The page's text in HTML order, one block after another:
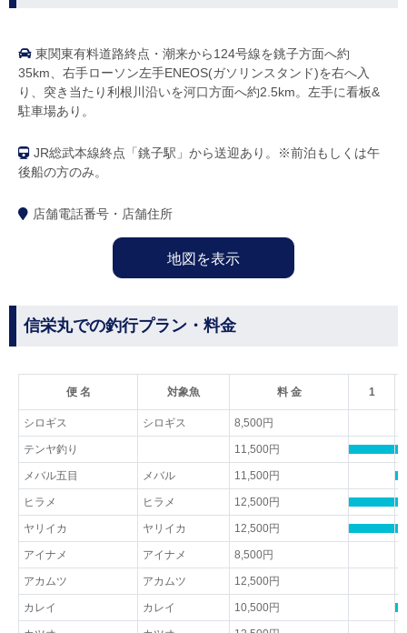
東関東有料道路終点・潮来から124号線を銚子方面へ約
35km、右手ローソン左手ENEOS(ガソリンスタンド)を右へ入
り、突き当たり利根川沿いを河口方面へ約2.5km。左手に看板&
駐車場あり。
JR総武本線終点「銚子駅」から送迎あり。※前泊もしくは午
後船の方のみ。
店舗電話番号・店舗住所
地図を表示
信栄丸での釣行プラン・料金
便 名 対象魚 料 金 1
シロギス シロギス 8,500円
テンヤ釣り 11,500円
メバル五目 メバル 11,500円
ヒラメ ヒラメ 12,500円
ヤリイカ ヤリイカ 12,500円
アイナメ アイナメ 8,500円
アカムツ アカムツ 12,500円
カレイ カレイ 10,500円